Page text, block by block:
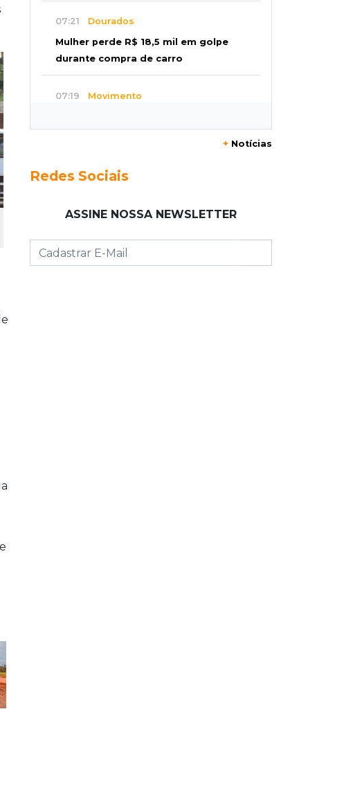
07:21 Dourados
Mulher perde R$ 18,5 mil em golpe
durante compra de carro
07:19 Movimento
churrasco faz açougues bombarem
buracos
+ Notícias
Redes Sociais
ASSINE NOSSA NEWSLETTER